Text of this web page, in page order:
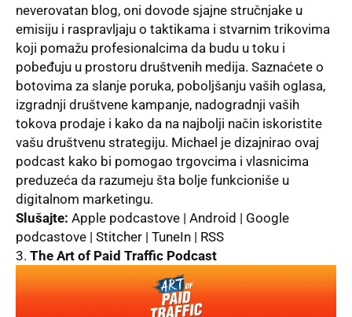
neverovatan blog, oni dovode sjajne stručnjake u
emisiju i raspravlјaju o taktikama i stvarnim trikovima
koji pomažu profesionalcima da budu u toku i
pobeđuju u prostoru društvenih medija. Saznaćete o
botovima za slanje poruka, pobolјšanju vaših oglasa,
izgradnji društvene kampanje, nadogradnji vaših
tokova prodaje i kako da na najbolјi način iskoristite
vašu društvenu strategiju. Michael je dizajnirao ovaj
podcast kako bi pomogao trgovcima i vlasnicima
preduzeća da razumeju šta bolјe funkcioniše u
digitalnom marketingu.
Slušajte: Apple podcastove | Android | Google
podcastove | Stitcher | TuneIn | RSS
3. The Art of Paid Traffic Podcast